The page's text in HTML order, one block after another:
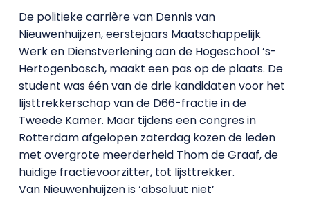
De politieke carrière van Dennis van
Nieuwenhuijzen, eerstejaars Maatschappelijk
Werk en Dienstverlening aan de Hogeschool ’s-
Hertogenbosch, maakt een pas op de plaats. De
student was één van de drie kandidaten voor het
lijsttrekkerschap van de D66-fractie in de
Tweede Kamer. Maar tijdens een congres in
Rotterdam afgelopen zaterdag kozen de leden
met overgrote meerderheid Thom de Graaf, de
huidige fractievoorzitter, tot lijsttrekker.
Van Nieuwenhuijzen is ‘absoluut niet’